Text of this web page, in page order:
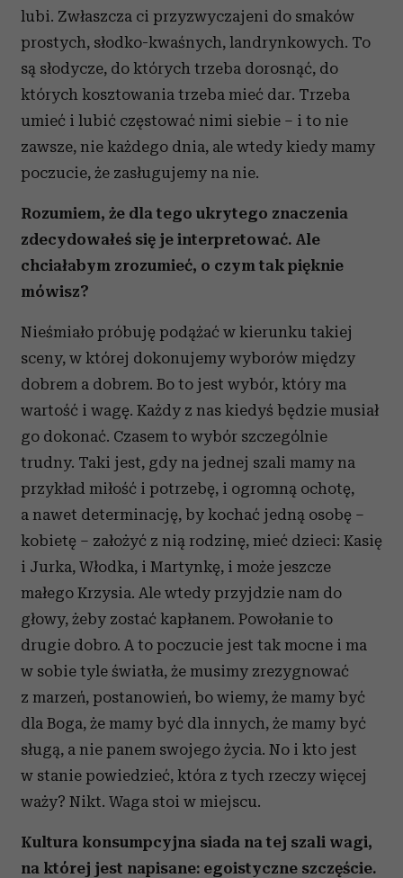
lubi. Zwłaszcza ci przyzwyczajeni do smaków
prostych, słodko-kwaśnych, landrynkowych. To
są słodycze, do których trzeba dorosnąć, do
których kosztowania trzeba mieć dar. Trzeba
umieć i lubić częstować nimi siebie – i to nie
zawsze, nie każdego dnia, ale wtedy kiedy mamy
poczucie, że zasługujemy na nie.
Rozumiem, że dla tego ukrytego znaczenia
zdecydowałeś się je interpretować. Ale
chciałabym zrozumieć, o czym tak pięknie
mówisz?
Nieśmiało próbuję podążać w kierunku takiej
sceny, w której dokonujemy wyborów między
dobrem a dobrem. Bo to jest wybór, który ma
wartość i wagę. Każdy z nas kiedyś będzie musiał
go dokonać. Czasem to wybór szczególnie
trudny. Taki jest, gdy na jednej szali mamy na
przykład miłość i potrzebę, i ogromną ochotę,
a nawet determinację, by kochać jedną osobę –
kobietę – założyć z nią rodzinę, mieć dzieci: Kasię
i Jurka, Włodka, i Martynkę, i może jeszcze
małego Krzysia. Ale wtedy przyjdzie nam do
głowy, żeby zostać kapłanem. Powołanie to
drugie dobro. A to poczucie jest tak mocne i ma
w sobie tyle światła, że musimy zrezygnować
z marzeń, postanowień, bo wiemy, że mamy być
dla Boga, że mamy być dla innych, że mamy być
sługą, a nie panem swojego życia. No i kto jest
w stanie powiedzieć, która z tych rzeczy więcej
waży? Nikt. Waga stoi w miejscu.
Kultura konsumpcyjna siada na tej szali wagi,
na której jest napisane: egoistyczne szczęście.